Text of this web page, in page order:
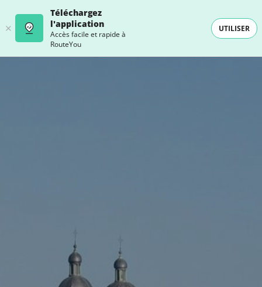
Téléchargez
l'application
Accès facile et rapide à
RouteYou
UTILISER